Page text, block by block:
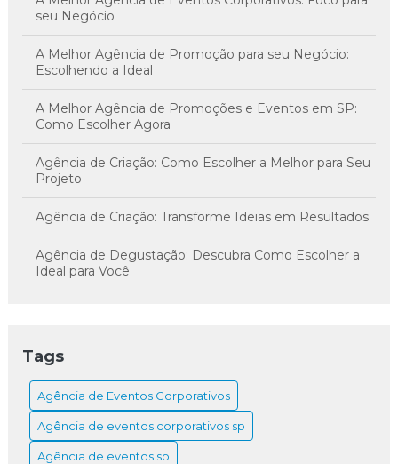
seu Negócio
A Melhor Agência de Promoção para seu Negócio:
Escolhendo a Ideal
A Melhor Agência de Promoções e Eventos em SP:
Como Escolher Agora
Agência de Criação: Como Escolher a Melhor para Seu
Projeto
Agência de Criação: Transforme Ideias em Resultados
Agência de Degustação: Descubra Como Escolher a
Ideal para Você
interna e engaja colaboradores
Agência de Endomarketing: Como Potencializar a
Comunicação Interna da Sua Empresa
Agência de Endomarketing: Como Transformar a
Tags
Agência de Eventos Corporativos
Agência de eventos corporativos sp
Agência de eventos sp